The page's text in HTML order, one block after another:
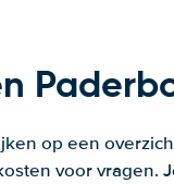
op een
voor vragen.